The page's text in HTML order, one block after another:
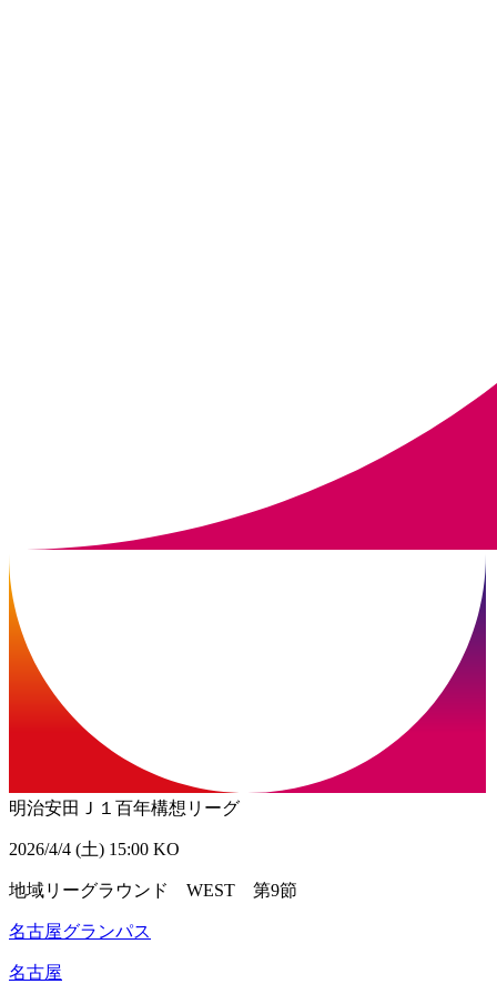
明治安田Ｊ１百年構想リーグ
2026/4/4 (土) 15:00 KO
地域リーグラウンド WEST 第9節
名古屋グランパス
名古屋